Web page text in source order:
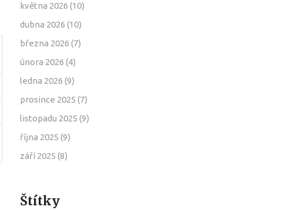
května 2026 (10)
dubna 2026 (10)
března 2026 (7)
února 2026 (4)
ledna 2026 (9)
prosince 2025 (7)
listopadu 2025 (9)
října 2025 (9)
září 2025 (8)
Štítky